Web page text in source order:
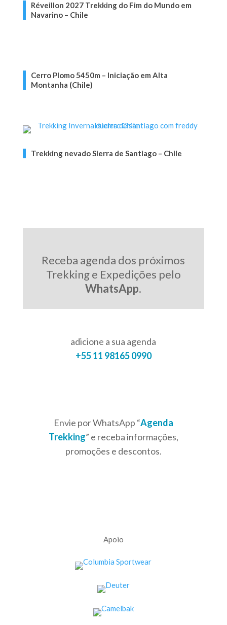
Réveillon 2027 Trekking do Fim do Mundo em
Navarino – Chile
Cerro Plomo 5450m – Iniciação em Alta
Montanha (Chile)
Trekking nevado Sierra de Santiago – Chile
Receba agenda dos próximos
Trekking e Expedições pelo
WhatsApp.
adicione a sua agenda
+55 11 98165 0990
Envie por WhatsApp “Agenda
Trekking” e receba informações,
promoções e descontos.
Apoio